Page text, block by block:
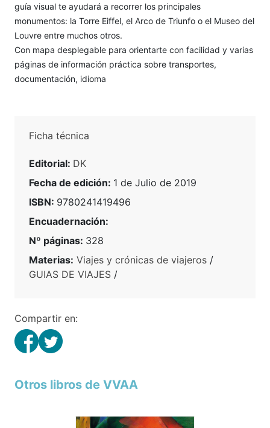
guía visual te ayudará a recorrer los principales
monumentos: la Torre Eiffel, el Arco de Triunfo o el Museo del
Louvre entre muchos otros.
Con mapa desplegable para orientarte con facilidad y varias
páginas de información práctica sobre transportes,
documentación, idioma
Ficha técnica
Editorial: DK
Fecha de edición: 1 de Julio de 2019
ISBN: 9780241419496
Encuadernación:
Nº páginas: 328
Materias: Viajes y crónicas de viajeros /
GUIAS DE VIAJES /
Compartir en:
Otros libros de VVAA